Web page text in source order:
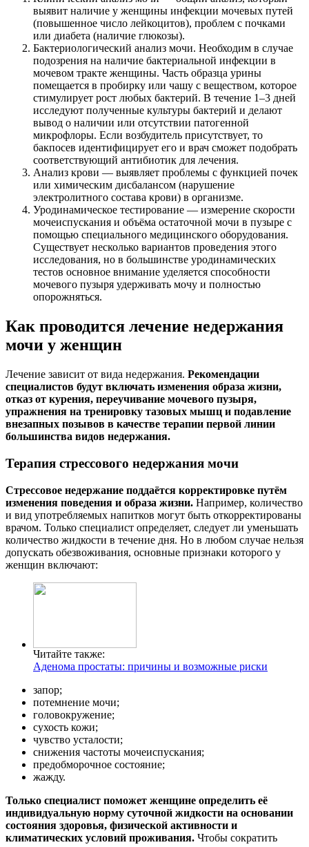
выявит наличие у женщины инфекции мочевых путей
(повышенное число лейкоцитов), проблем с почками
или диабета (наличие глюкозы).
Бактериологический анализ мочи. Необходим в случае
подозрения на наличие бактериальной инфекции в
мочевом тракте женщины. Часть образца урины
помещается в пробирку или чашу с веществом, которое
стимулирует рост любых бактерий. В течение 1–3 дней
исследуют полученные культуры бактерий и делают
вывод о наличии или отсутствии патогенной
микрофлоры. Если возбудитель присутствует, то
бакпосев идентифицирует его и врач сможет подобрать
соответствующий антибиотик для лечения.
Анализ крови — выявляет проблемы с функцией почек
или химическим дисбалансом (нарушение
электролитного состава крови) в организме.
Уродинамическое тестирование — измерение скорости
мочеиспускания и объёма остаточной мочи в пузыре с
помощью специального медицинского оборудования.
Существует несколько вариантов проведения этого
исследования, но в большинстве уродинамических
тестов основное внимание уделяется способности
мочевого пузыря удерживать мочу и полностью
опорожняться.
Как проводится лечение недержания
мочи у женщин
Лечение зависит от вида недержания. Рекомендации
специалистов будут включать изменения образа жизни,
отказ от курения, переучивание мочевого пузыря,
упражнения на тренировку тазовых мышц и подавление
внезапных позывов в качестве терапии первой линии
большинства видов недержания.
Терапия стрессового недержания мочи
Стрессовое недержание поддаётся корректировке путём
изменения поведения и образа жизни. Например, количество
и вид употребляемых напитков могут быть откорректированы
врачом. Только специалист определяет, следует ли уменьшать
количество жидкости в течение дня. Но в любом случае нельзя
допускать обезвоживания, основные признаки которого у
женщин включают:
Читайте также:
Аденома простаты: причины и возможные риски
запор;
потемнение мочи;
головокружение;
сухость кожи;
чувство усталости;
снижения частоты мочеиспускания;
предобморочное состояние;
жажду.
Только специалист поможет женщине определить её
индивидуальную норму суточной жидкости на основании
состояния здоровья, физической активности и
климатических условий проживания. Чтобы сократить